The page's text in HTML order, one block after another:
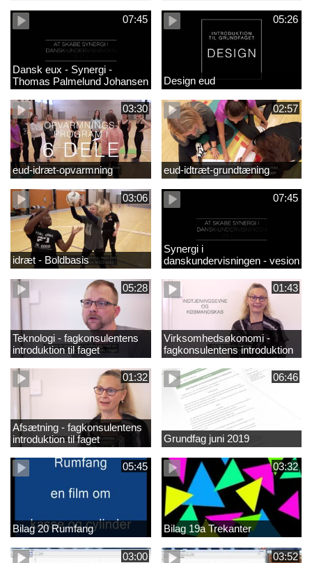
07:45
Dansk eux - Synergi -
Thomas Palmelund Johansen
05:26
Design eud
03:30
eud-idræt-opvarmning
02:57
eud-idtræt-grundtæning
03:06
idræt - Boldbasis
07:45
Synergi i
danskundervisningen - vesion
2
05:28
Teknologi - fagkonsulentens
introduktion til faget
01:43
Virksomhedsøkonomi -
fagkonsulentens introduktion
til faget
01:32
Afsætning - fagkonsulentens
introduktion til faget
06:46
Grundfag juni 2019
05:45
Bilag 20 Rumfang
03:32
Bilag 19a Trekanter
03:00 03:52